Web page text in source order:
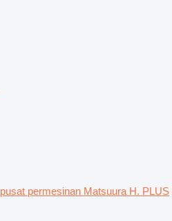
pusat permesinan Matsuura H. PLUS